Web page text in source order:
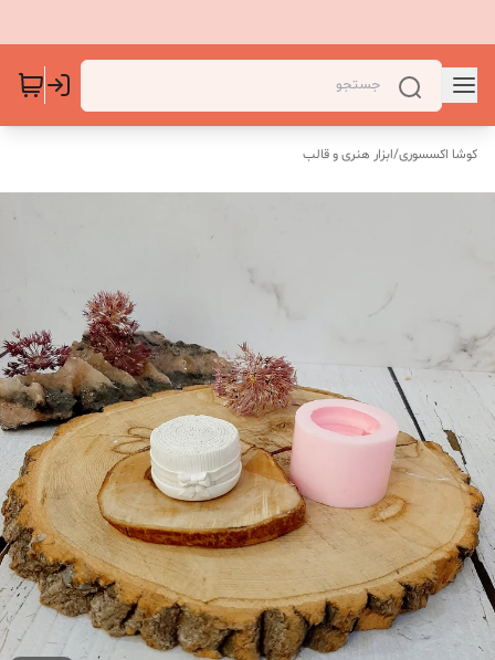
کوشا اکسسوری/ابزار هنری و قالب